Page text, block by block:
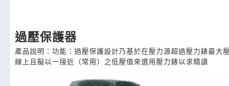
過壓保護器
產品說明：功能：過壓保護設計乃基於在壓力源超過壓力錶最
線上且擬以一接近（常用）之低壓值來選用壓力錶以求精讀